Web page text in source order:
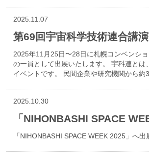
2025.11.07
第69回宇宙科学技術連合講
2025年11月25日〜28日に札幌コンベンシ
の一員として出展いたします。 宇科連と
イベントです。 民間企業や研究機関から約
2025.10.30
「NIHONBASHI SPACE
「NIHONBASHI SPACE WEEK 2025」へ